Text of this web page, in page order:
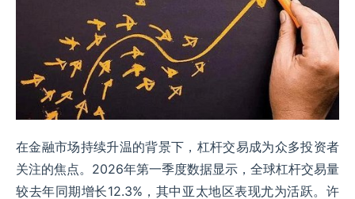
在金融市场持续升温的背景下，杠杆交易成为众多投资者
关注的焦点。2026年第一季度数据显示，全球杠杆交易量
较去年同期增长12.3%，其中亚太地区表现尤为活跃。许